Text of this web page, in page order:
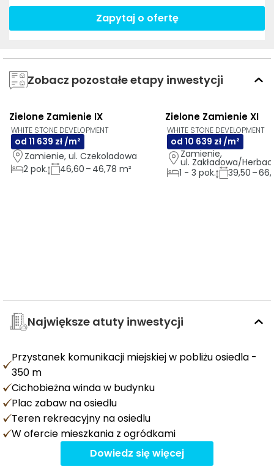
Zapytaj o ofertę
Zobacz pozostałe etapy inwestycji
AI GOTOWE DO ODBIORU
Zielone Zamienie IX
WHITE STONE DEVELOPMENT
od 11 639 zł /m²
Zamienie, ul. Czekoladowa
2 pok. 46,60 – 46,78 m²
AI
Zielone Zamienie XI
WHITE STONE DEVELOPMENT
od 10 639 zł /m²
Zamienie,
ul. Zakładowa/
1 - 3 pok. 39,50 –
Największe atuty inwestycji
Przystanek komunikacji miejskiej w pobliżu osiedla -
350 m
Cichobieżna winda w budynku
Plac zabaw na osiedlu
Teren rekreacyjny na osiedlu
W ofercie mieszkania z ogródkami
Dowiedz się więcej